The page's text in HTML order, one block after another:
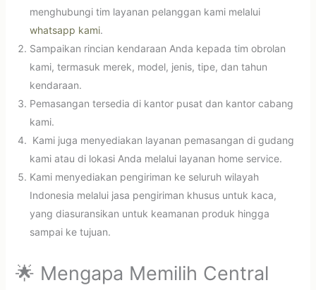
menghubungi tim layanan pelanggan kami melalui
whatsapp kami.
Sampaikan rincian kendaraan Anda kepada tim obrolan
kami, termasuk merek, model, jenis, tipe, dan tahun
kendaraan.
Pemasangan tersedia di kantor pusat dan kantor cabang
kami.
Kami juga menyediakan layanan pemasangan di gudang
kami atau di lokasi Anda melalui layanan home service.
Kami menyediakan pengiriman ke seluruh wilayah
Indonesia melalui jasa pengiriman khusus untuk kaca,
yang diasuransikan untuk keamanan produk hingga
sampai ke tujuan.
🌟 Mengapa Memilih Central